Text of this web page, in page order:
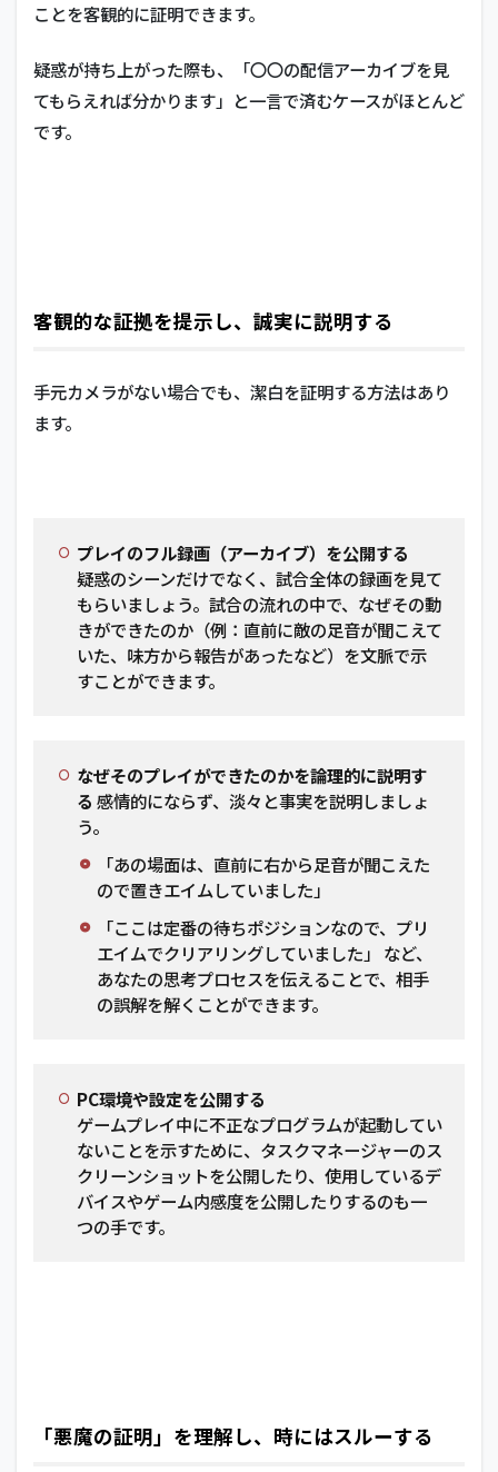
ことを客観的に証明できます。
疑惑が持ち上がった際も、「〇〇の配信アーカイブを見
てもらえれば分かります」と一言で済むケースがほとんど
です。
客観的な証拠を提示し、誠実に説明する
手元カメラがない場合でも、潔白を証明する方法はあり
ます。
プレイのフル録画（アーカイブ）を公開する
疑惑のシーンだけでなく、試合全体の録画を見て
もらいましょう。試合の流れの中で、なぜその動
きができたのか（例：直前に敵の足音が聞こえて
いた、味方から報告があったなど）を文脈で示
すことができます。
なぜそのプレイができたのかを論理的に説明す
る 感情的にならず、淡々と事実を説明しましょ
う。
「あの場面は、直前に右から足音が聞こえた
ので置きエイムしていました」
「ここは定番の待ちポジションなので、プリ
エイムでクリアリングしていました」 など、
あなたの思考プロセスを伝えることで、相手
の誤解を解くことができます。
PC環境や設定を公開する
ゲームプレイ中に不正なプログラムが起動してい
ないことを示すために、タスクマネージャーのス
クリーンショットを公開したり、使用しているデ
バイスやゲーム内感度を公開したりするのも一
つの手です。
「悪魔の証明」を理解し、時にはスルーする